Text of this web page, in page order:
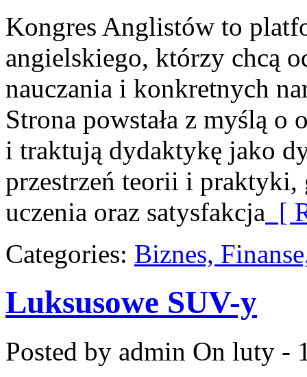
Kongres Anglistów to
angielskiego, którzy chcą
nauczania i konkretnych
Strona powstała z myślą o
i traktują dydaktykę jako
przestrzeń teorii i praktyki,
uczenia oraz satysfakcja [
Categories: Biznes,
Luksusowe SUV-y
Posted by admin On luty -